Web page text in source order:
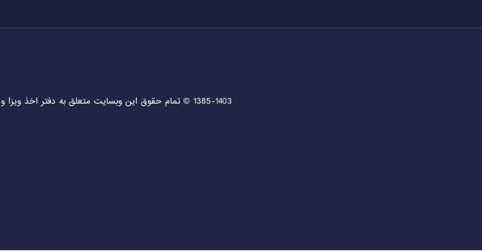
1385-1403 © تمام حقوق این وبسایت متعلق به دفتر اخذ ویزا و مشاوره ثبت نام گرین کارت و مهاجرت به آمریکا می باشد و هرگونه کپی برداری پیگرد قانونی دارد.